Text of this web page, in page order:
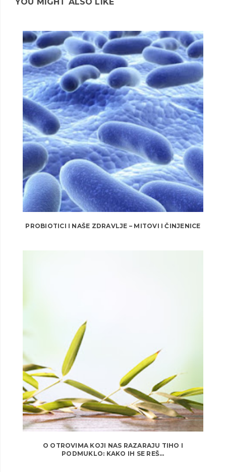
PROBIOTICI I NAŠE ZDRAVLJE – MITOVI I ČINJENICE
O OTROVIMA KOJI NAS RAZARAJU TIHO I
PODMUKLO: KAKO IH SE REŠ...